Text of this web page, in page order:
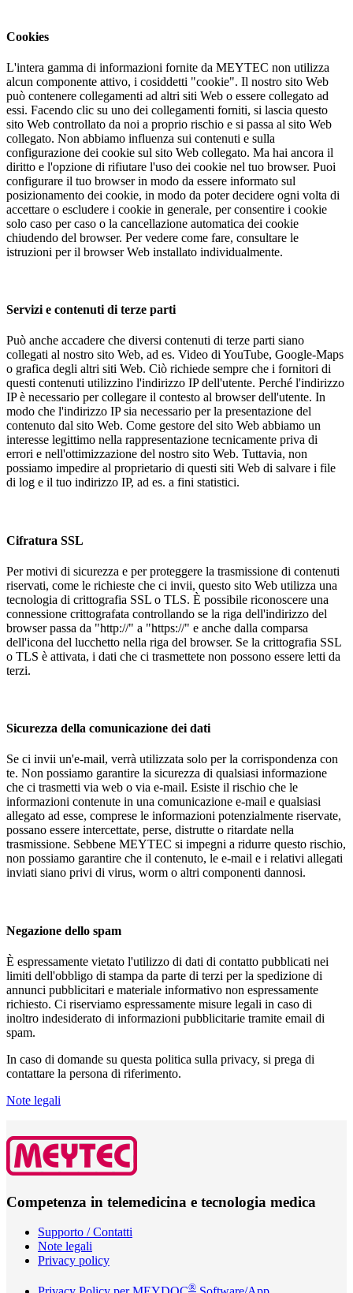
Cookies
L'intera gamma di informazioni fornite da MEYTEC non utilizza
alcun componente attivo, i cosiddetti "cookie". Il nostro sito Web
può contenere collegamenti ad altri siti Web o essere collegato ad
essi. Facendo clic su uno dei collegamenti forniti, si lascia questo
sito Web controllato da noi a proprio rischio e si passa al sito Web
collegato. Non abbiamo influenza sui contenuti e sulla
configurazione dei cookie sul sito Web collegato. Ma hai ancora il
diritto e l'opzione di rifiutare l'uso dei cookie nel tuo browser. Puoi
configurare il tuo browser in modo da essere informato sul
posizionamento dei cookie, in modo da poter decidere ogni volta di
accettare o escludere i cookie in generale, per consentire i cookie
solo caso per caso o la cancellazione automatica dei cookie
chiudendo del browser. Per vedere come fare, consultare le
istruzioni per il browser Web installato individualmente.
Servizi e contenuti di terze parti
Può anche accadere che diversi contenuti di terze parti siano
collegati al nostro sito Web, ad es. Video di YouTube, Google-Maps
o grafica degli altri siti Web. Ciò richiede sempre che i fornitori di
questi contenuti utilizzino l'indirizzo IP dell'utente. Perché l'indirizzo
IP è necessario per collegare il contesto al browser dell'utente. In
modo che l'indirizzo IP sia necessario per la presentazione del
contenuto dal sito Web. Come gestore del sito Web abbiamo un
interesse legittimo nella rappresentazione tecnicamente priva di
errori e nell'ottimizzazione del nostro sito Web. Tuttavia, non
possiamo impedire al proprietario di questi siti Web di salvare i file
di log e il tuo indirizzo IP, ad es. a fini statistici.
Cifratura SSL
Per motivi di sicurezza e per proteggere la trasmissione di contenuti
riservati, come le richieste che ci invii, questo sito Web utilizza una
tecnologia di crittografia SSL o TLS. È possibile riconoscere una
connessione crittografata controllando se la riga dell'indirizzo del
browser passa da "http://" a "https://" e anche dalla comparsa
dell'icona del lucchetto nella riga del browser. Se la crittografia SSL
o TLS è attivata, i dati che ci trasmettete non possono essere letti da
terzi.
Sicurezza della comunicazione dei dati
Se ci invii un'e-mail, verrà utilizzata solo per la corrispondenza con
te. Non possiamo garantire la sicurezza di qualsiasi informazione
che ci trasmetti via web o via e-mail. Esiste il rischio che le
informazioni contenute in una comunicazione e-mail e qualsiasi
allegato ad esse, comprese le informazioni potenzialmente riservate,
possano essere intercettate, perse, distrutte o ritardate nella
trasmissione. Sebbene MEYTEC si impegni a ridurre questo rischio,
non possiamo garantire che il contenuto, le e-mail e i relativi allegati
inviati siano privi di virus, worm o altri componenti dannosi.
Negazione dello spam
È espressamente vietato l'utilizzo di dati di contatto pubblicati nei
limiti dell'obbligo di stampa da parte di terzi per la spedizione di
annunci pubblicitari e materiale informativo non espressamente
richiesto. Ci riserviamo espressamente misure legali in caso di
inoltro indesiderato di informazioni pubblicitarie tramite email di
spam.
In caso di domande su questa politica sulla privacy, si prega di
contattare la persona di riferimento.
Note legali
Competenza in telemedicina e tecnologia medica
Supporto / Contatti
Note legali
Privacy policy
®